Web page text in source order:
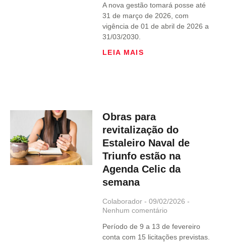
A nova gestão tomará posse até
31 de março de 2026, com
vigência de 01 de abril de 2026 a
31/03/2030.
LEIA MAIS
Obras para
revitalização do
Estaleiro Naval de
Triunfo estão na
Agenda Celic da
semana
Colaborador 09/02/2026
Nenhum comentário
Período de 9 a 13 de fevereiro
conta com 15 licitações previstas.